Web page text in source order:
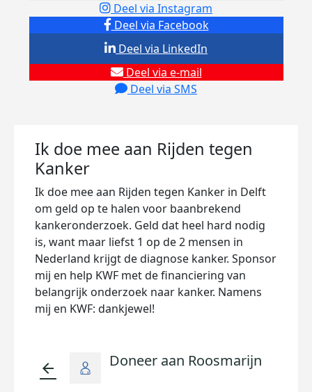
Deel via Facebook
Deel via Instagram
Deel via e-mail
Deel via SMS
Deel via LinkedIn
Ik doe mee aan Rijden tegen
Kanker
Ik doe mee aan Rijden tegen Kanker in Delft
om geld op te halen voor baanbrekend
kankeronderzoek. Geld dat heel hard nodig
is, want maar liefst 1 op de 2 mensen in
Nederland krijgt de diagnose kanker. Sponsor
mij en help KWF met de financiering van
belangrijk onderzoek naar kanker. Namens
mij en KWF: dankjewel!
arrow_back Doneer aan Roosmarijn